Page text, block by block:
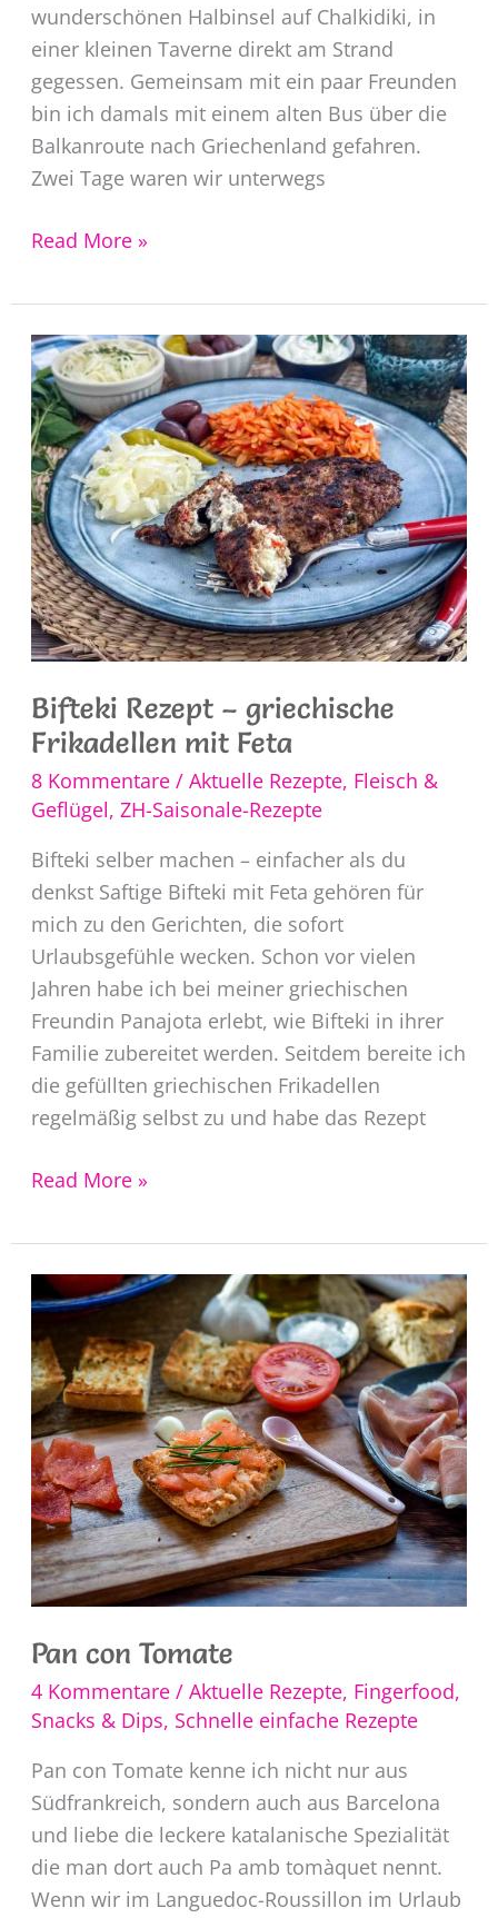
wunderschönen Halbinsel auf Chalkidiki, in
einer kleinen Taverne direkt am Strand
gegessen. Gemeinsam mit ein paar Freunden
bin ich damals mit einem alten Bus über die
Balkanroute nach Griechenland gefahren.
Zwei Tage waren wir unterwegs
Moussaka
original
griechisch
Read More »
Bifteki Rezept – griechische
Frikadellen mit Feta
8 Kommentare / Aktuelle Rezepte, Fleisch &
Geflügel, ZH-Saisonale-Rezepte
Bifteki selber machen – einfacher als du
denkst Saftige Bifteki mit Feta gehören für
mich zu den Gerichten, die sofort
Urlaubsgefühle wecken. Schon vor vielen
Jahren habe ich bei meiner griechischen
Freundin Panajota erlebt, wie Bifteki in ihrer
Familie zubereitet werden. Seitdem bereite ich
die gefüllten griechischen Frikadellen
regelmäßig selbst zu und habe das Rezept
Bifteki
–
griechische
Frikadellen
mit
Feta
Read More »
Pan con Tomate
4 Kommentare / Aktuelle Rezepte, Fingerfood,
Snacks & Dips, Schnelle einfache Rezepte
Pan con Tomate kenne ich nicht nur aus
Südfrankreich, sondern auch aus Barcelona
und liebe die leckere katalanische Spezialität
die man dort auch Pa amb tomàquet nennt.
Wenn wir im Languedoc-Roussillon im Urlaub